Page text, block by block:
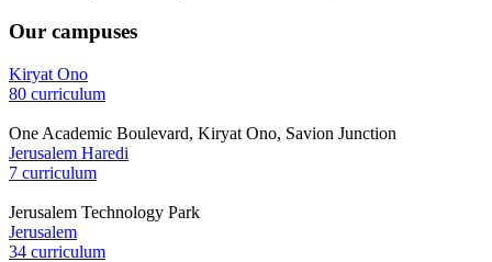
Our campuses
Kiryat Ono
80 curriculum
One Academic Boulevard, Kiryat Ono, Savion Junction
Jerusalem Haredi
7 curriculum
Jerusalem Technology Park
Jerusalem
34 curriculum